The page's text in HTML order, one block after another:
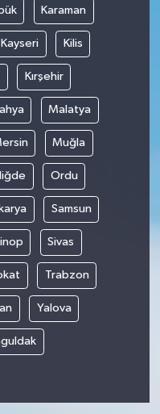
Karaman
Kayseri Kilis
Kırşehir
Malatya
Muğla
Ordu
Samsun
Sivas
Trabzon
Yalova